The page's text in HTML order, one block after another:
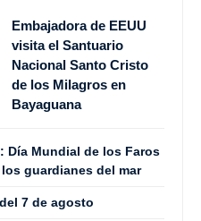
Embajadora de EEUU
visita el Santuario
Nacional Santo Cristo
de los Milagros en
Bayaguana
Día Mundial de los Faros
guardianes del mar
7 de agosto